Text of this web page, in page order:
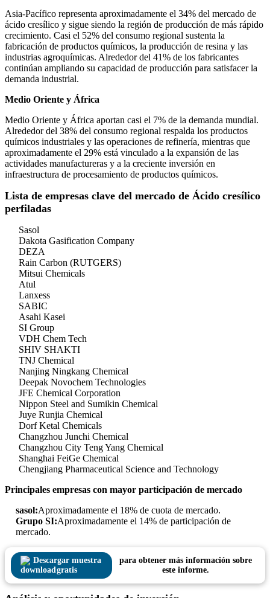
Asia-Pacífico representa aproximadamente el 34% del mercado de
ácido cresílico y sigue siendo la región de producción de más rápido
crecimiento. Casi el 52% del consumo regional sustenta la
fabricación de productos químicos, la producción de resina y las
industrias agroquímicas. Alrededor del 41% de los fabricantes
continúan ampliando su capacidad de producción para satisfacer la
demanda industrial.
Medio Oriente y África
Medio Oriente y África aportan casi el 7% de la demanda mundial.
Alrededor del 38% del consumo regional respalda los productos
químicos industriales y las operaciones de refinería, mientras que
aproximadamente el 29% está vinculado a la expansión de las
actividades manufactureras y a la creciente inversión en
infraestructura de procesamiento de productos químicos.
Lista de empresas clave del mercado de Ácido cresílico
perfiladas
Sasol
Dakota Gasification Company
DEZA
Rain Carbon (RUTGERS)
Mitsui Chemicals
Atul
Lanxess
SABIC
Asahi Kasei
SI Group
VDH Chem Tech
SHIV SHAKTI
TNJ Chemical
Nanjing Ningkang Chemical
Deepak Novochem Technologies
JFE Chemical Corporation
Nippon Steel and Sumikin Chemical
Juye Runjia Chemical
Dorf Ketal Chemicals
Changzhou Junchi Chemical
Changzhou City Teng Yang Chemical
Shanghai FeiGe Chemical
Chengjiang Pharmaceutical Science and Technology
Principales empresas con mayor participación de mercado
sasol:Aproximadamente el 18% de cuota de mercado.
Grupo SI:Aproximadamente el 14% de participación de
mercado.
Descargar muestra
gratis
para obtener más información sobre
este informe.